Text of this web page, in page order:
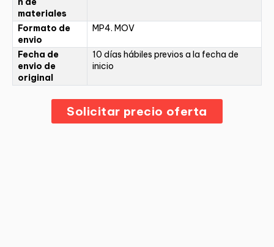
materiales
Formato de
envio
MP4. MOV
Fecha de
envio de
original
10 días hábiles previos a la fecha de
inicio
Solicitar precio oferta